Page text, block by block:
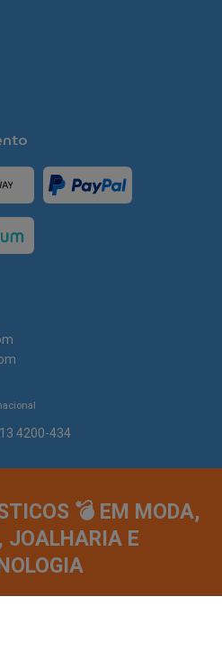
💣 EM MODA,
JOALHARIA E
4200-434